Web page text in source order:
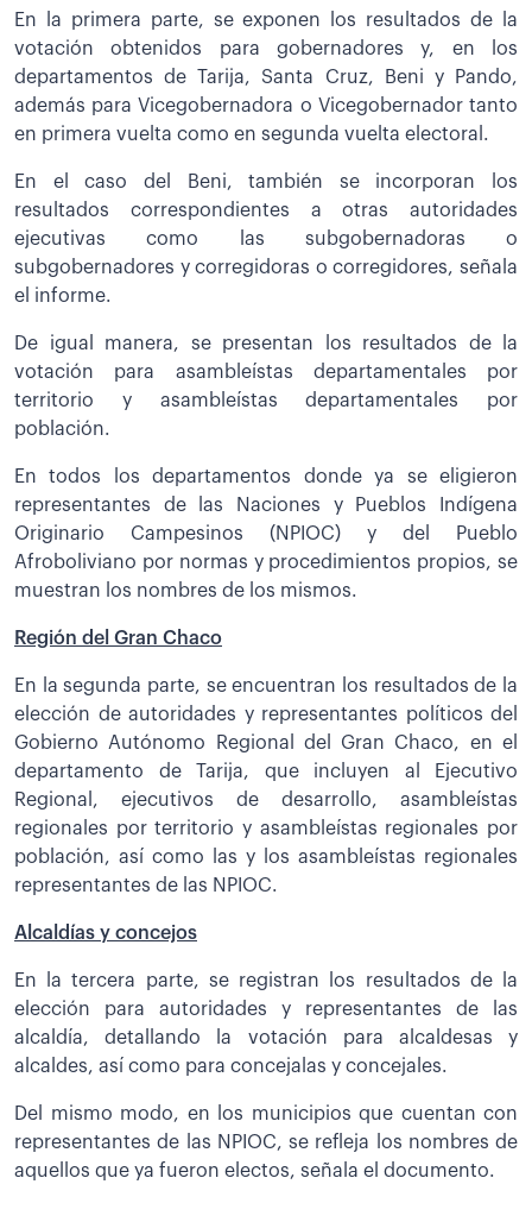
En la primera parte, se exponen los resultados de la
votación obtenidos para gobernadores y, en los
departamentos de Tarija, Santa Cruz, Beni y Pando,
además para Vicegobernadora o Vicegobernador tanto
en primera vuelta como en segunda vuelta electoral.
En el caso del Beni, también se incorporan los
resultados correspondientes a otras autoridades
ejecutivas como las subgobernadoras o
subgobernadores y corregidoras o corregidores, señala
el informe.
De igual manera, se presentan los resultados de la
votación para asambleístas departamentales por
territorio y asambleístas departamentales por
población.
En todos los departamentos donde ya se eligieron
representantes de las Naciones y Pueblos Indígena
Originario Campesinos (NPIOC) y del Pueblo
Afroboliviano por normas y procedimientos propios, se
muestran los nombres de los mismos.
Región del Gran Chaco
En la segunda parte, se encuentran los resultados de la
elección de autoridades y representantes políticos del
Gobierno Autónomo Regional del Gran Chaco, en el
departamento de Tarija, que incluyen al Ejecutivo
Regional, ejecutivos de desarrollo, asambleístas
regionales por territorio y asambleístas regionales por
población, así como las y los asambleístas regionales
representantes de las NPIOC.
Alcaldías y concejos
En la tercera parte, se registran los resultados de la
elección para autoridades y representantes de las
alcaldía, detallando la votación para alcaldesas y
alcaldes, así como para concejalas y concejales.
Del mismo modo, en los municipios que cuentan con
representantes de las NPIOC, se refleja los nombres de
aquellos que ya fueron electos, señala el documento.